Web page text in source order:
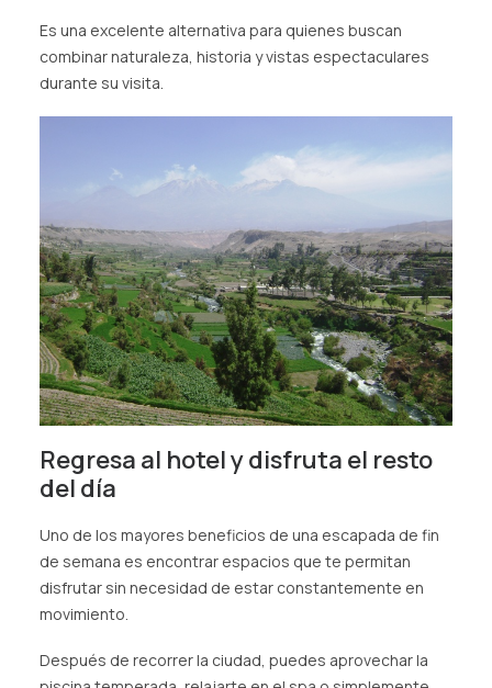
Es una excelente alternativa para quienes buscan
combinar naturaleza, historia y vistas espectaculares
durante su visita.
Regresa al hotel y disfruta el resto
del día
Uno de los mayores beneficios de una escapada de fin
de semana es encontrar espacios que te permitan
disfrutar sin necesidad de estar constantemente en
movimiento.
Después de recorrer la ciudad, puedes aprovechar la